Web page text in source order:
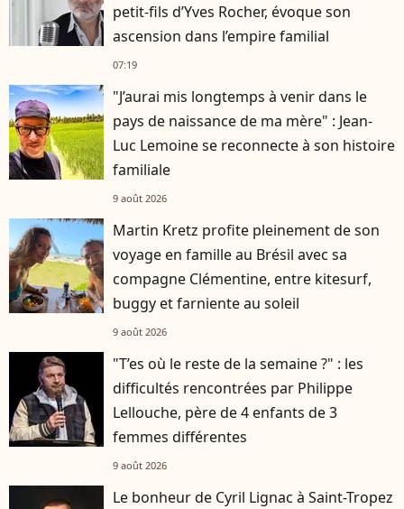
petit-fils d’Yves Rocher, évoque son
ascension dans l’empire familial
07:19
"J’aurai mis longtemps à venir dans le
pays de naissance de ma mère" : Jean-
Luc Lemoine se reconnecte à son histoire
familiale
9 août 2026
Martin Kretz profite pleinement de son
voyage en famille au Brésil avec sa
compagne Clémentine, entre kitesurf,
buggy et farniente au soleil
9 août 2026
"T’es où le reste de la semaine ?" : les
difficultés rencontrées par Philippe
Lellouche, père de 4 enfants de 3
femmes différentes
9 août 2026
Le bonheur de Cyril Lignac à Saint-Tropez